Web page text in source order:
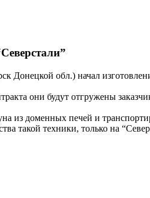
Донецкой обл.) начал
они будут отгружены
из доменных печей и
такой техники, только на